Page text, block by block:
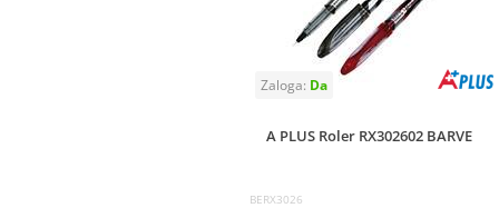
A PLUS Roler RX302602 BARVE
BERX3026